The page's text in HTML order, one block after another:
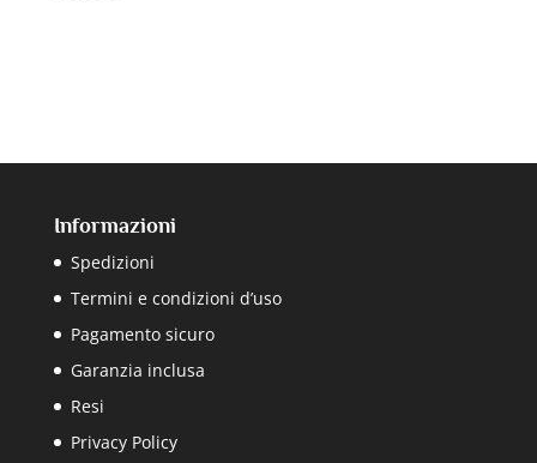
Informazioni
Spedizioni
Termini e condizioni d’uso
Pagamento sicuro
Garanzia inclusa
Resi
Privacy Policy